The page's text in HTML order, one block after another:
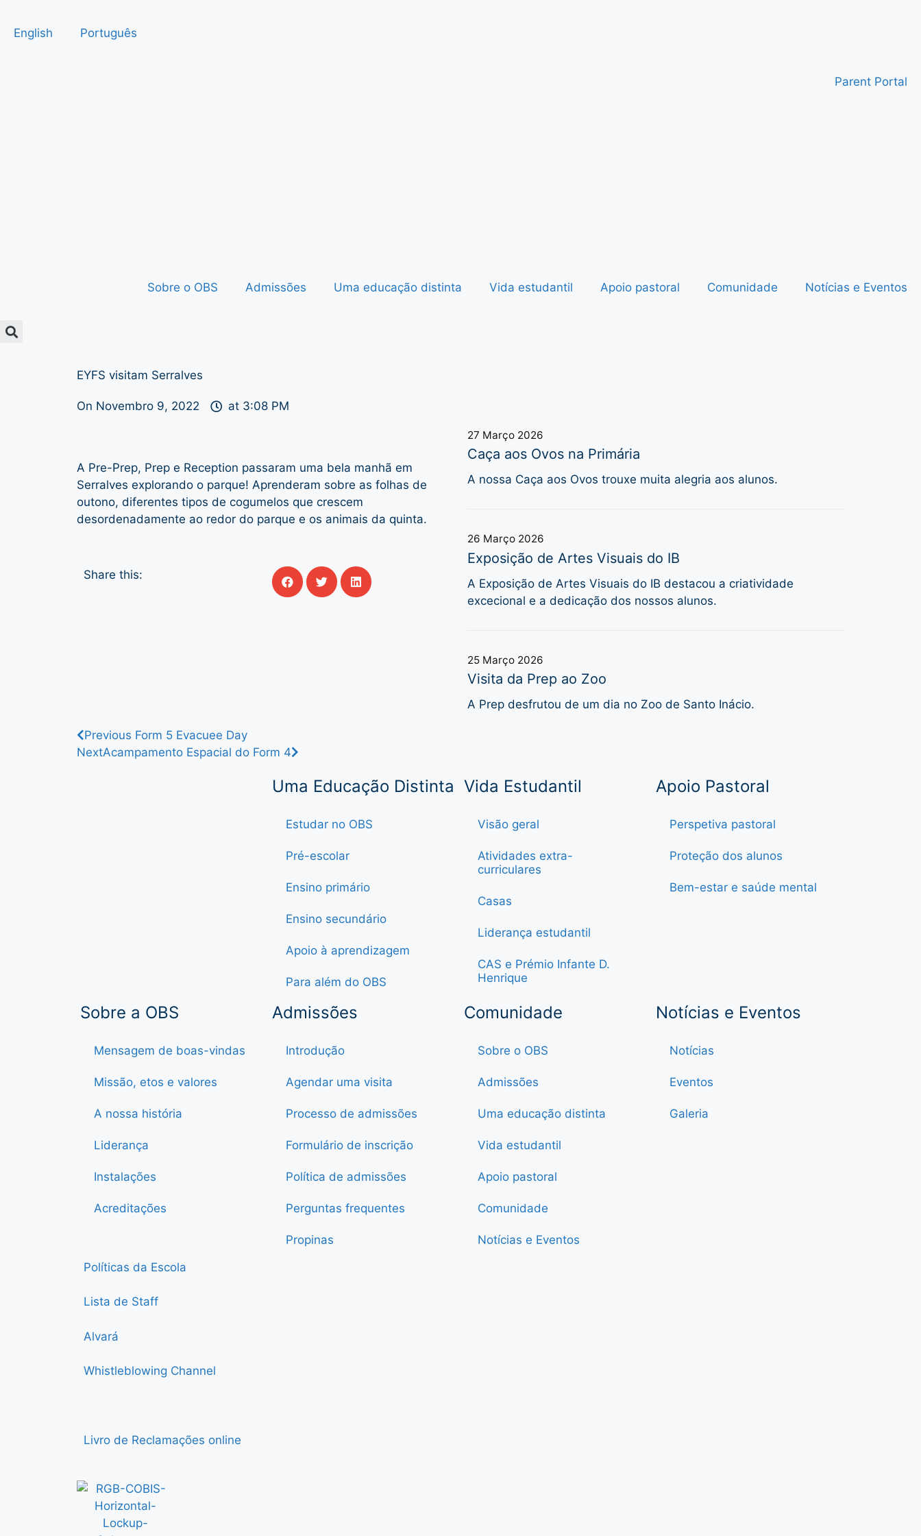
English Português
Parent Portal
Sobre o OBS Admissões Uma educação distinta Vida estudantil Apoio pastoral Comunidade Notícias e Eventos
EYFS visitam Serralves
On Novembro 9, 2022 at 3:08 PM
A Pre-Prep, Prep e Reception passaram uma bela manhã em
Serralves explorando o parque! Aprenderam sobre as folhas de
outono, diferentes tipos de cogumelos que crescem
desordenadamente ao redor do parque e os animais da quinta.
Share this:
27 Março 2026
Caça aos Ovos na Primária
A nossa Caça aos Ovos trouxe muita alegria aos alunos.
26 Março 2026
Exposição de Artes Visuais do IB
A Exposição de Artes Visuais do IB destacou a criatividade
excecional e a dedicação dos nossos alunos.
25 Março 2026
Visita da Prep ao Zoo
A Prep desfrutou de um dia no Zoo de Santo Inácio.
Previous Form 5 Evacuee Day
NextAcampamento Espacial do Form 4
Uma Educação Distinta
Estudar no OBS
Pré-escolar
Ensino primário
Ensino secundário
Apoio à aprendizagem
Para além do OBS
Vida Estudantil
Visão geral
Atividades extra-
curriculares
Casas
Liderança estudantil
CAS e Prémio Infante D.
Henrique
Apoio Pastoral
Perspetiva pastoral
Proteção dos alunos
Bem-estar e saúde mental
Sobre a OBS
Mensagem de boas-vindas
Missão, etos e valores
A nossa história
Liderança
Instalações
Acreditações
Admissões
Introdução
Agendar uma visita
Processo de admissões
Formulário de inscrição
Política de admissões
Perguntas frequentes
Propinas
Comunidade
Sobre o OBS
Admissões
Uma educação distinta
Vida estudantil
Apoio pastoral
Comunidade
Notícias e Eventos
Notícias e Eventos
Notícias
Eventos
Galeria
Políticas da Escola
Lista de Staff
Alvará
Whistleblowing Channel
Livro de Reclamações online